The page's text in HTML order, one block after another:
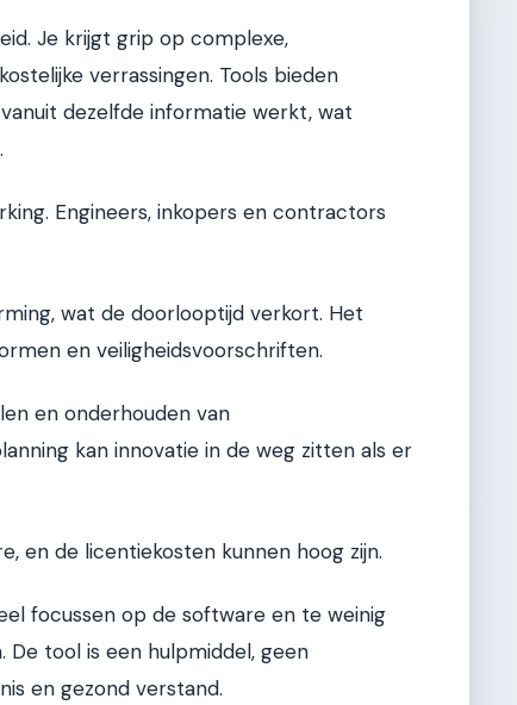
Je krijgt grip op complexe,
verrassingen. Tools bieden
dezelfde informatie werkt, wat
Engineers, inkopers en contractors
wat de doorlooptijd verkort. Het
en veiligheidsvoorschriften.
en onderhouden van
kan innovatie in de weg zitten als er
en de licentiekosten kunnen hoog zijn.
focussen op de software en te weinig
De tool is een hulpmiddel, geen
en gezond verstand.